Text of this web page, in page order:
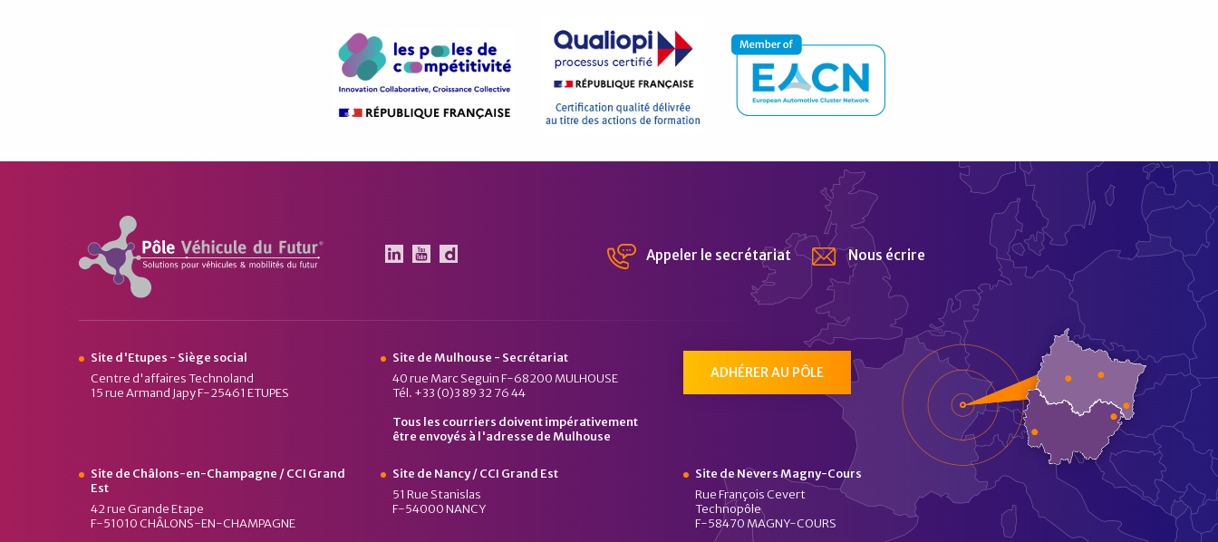
Pôle Véhicule du Futur
Le Pôle Véhicule du Futur sur Linkedin
Le Pôle Véhicule du Futur sur Youtube
Chaîne Dailymotion du Pôle Véhicule du Futur
Appeler le secrétariat Nous écrire
Site d'Etupes - Siège social
Centre d'affaires Technoland
15 rue Armand Japy F-25461 ETUPES
Site de Mulhouse - Secrétariat
40 rue Marc Seguin F-68200 MULHOUSE
Tél. +33 (0)3 89 32 76 44
Tous les courriers doivent impérativement
être envoyés à l'adresse de Mulhouse
ADHÉRER AU PÔLE
Site de Châlons-en-Champagne / CCI Grand
Est
42 rue Grande Etape
F-51010 CHÂLONS-EN-CHAMPAGNE
Site de Nancy / CCI Grand Est
51 Rue Stanislas
F-54000 NANCY
Site de Nevers Magny-Cours
Rue François Cevert
Technopôle
F-58470 MAGNY-COURS